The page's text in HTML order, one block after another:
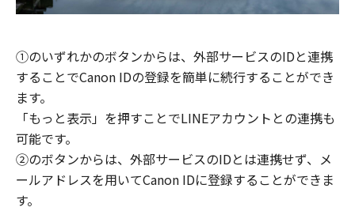
①のいずれかのボタンからは、外部サービスのIDと連携
することでCanon IDの登録を簡単に続行することができ
ます。
「もっと表示」を押すことでLINEアカウントとの連携も
可能です。
②のボタンからは、外部サービスのIDとは連携せず、メ
ールアドレスを用いてCanon IDに登録することができま
す。